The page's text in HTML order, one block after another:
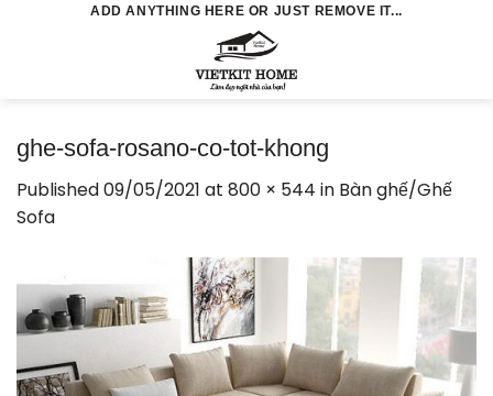
ADD ANYTHING HERE OR JUST REMOVE IT...
ghe-sofa-rosano-co-tot-khong
Published09/05/2021 at 800 × 544 in Bàn ghế/Ghế
Sofa